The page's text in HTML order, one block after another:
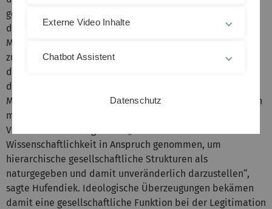
gemacht. An einigen Stellen, kritisierte Hufendiek, zieht
de Waal explizit Schlüsse vom Schimpansen auf den
Menschen, ohne, dass empirische Beobachtungen
zugrunde lagen. Sein Kassenschlager habe maßgeblich
dazu beigetragen, dass der Begriff des Alpha-Tieres, also
des Leittieres einer Gruppe, überhaupt erst auf den
Menschen übertragen wurde. Das sei problematisch: Denn
mit Verweis auf Rangordnungs-Begriffe aus der
Verhaltensforschung werde „fälschlich
Wissenschaftlichkeit in Anspruch genommen, um
hierarchische gesellschaftliche Strukturen als
naturgegeben und damit unveränderlich darzustellen“,
sagte Hufendiek. Ideologische Überzeugungen bekämen
damit eine gesellschaftliche Funktion bei der Legitimation
Externe Video Inhalte
Chatbot Assistent
Datenschutz